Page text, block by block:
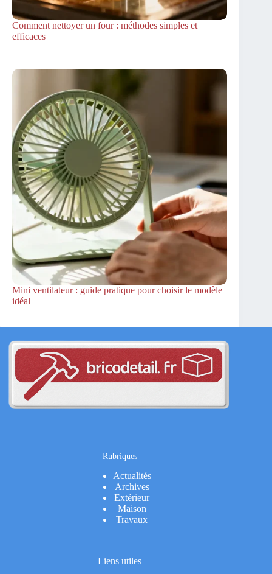
Comment nettoyer un four : méthodes simples et
efficaces
Mini ventilateur : guide pratique pour choisir le modèle
idéal
Rubriques
Actualités
Archives
Extérieur
Maison
Travaux
Liens utiles